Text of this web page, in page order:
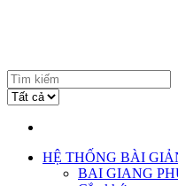
HỆ THỐNG BÀI
BAI GIANG